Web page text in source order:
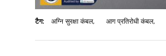
टैग: अग्नि सुरक्षा कंबल, आग प्रतिरोधी कंबल,